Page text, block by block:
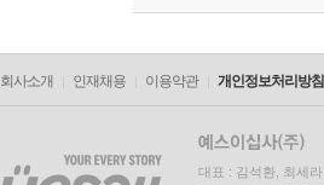
회사소개 인재채용 이용약관 개인정보처리방침
대표 : 김석환, 최세라